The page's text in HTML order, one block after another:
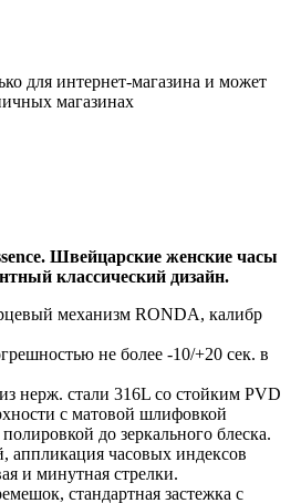
для интернет-магазина и может
магазинах
Швейцарские женские часы
классический дизайн.
механизм RONDA, калибр
не более -10/+20 сек. в
нерж. стали 316L со стойким PVD
с матовой шлифовкой
до зеркального блеска.
аппликация часовых индексов
и минутная стрелки.
стандартная застежка с